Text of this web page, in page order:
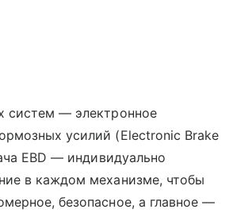
систем — электронное
усилий (Electronic Brake
EBD — индивидуально
в каждом механизме, чтобы
безопасное, а главное —